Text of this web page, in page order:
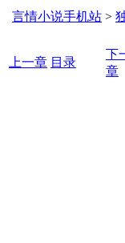
言情小说手机站 >
上一章 目录
下
章